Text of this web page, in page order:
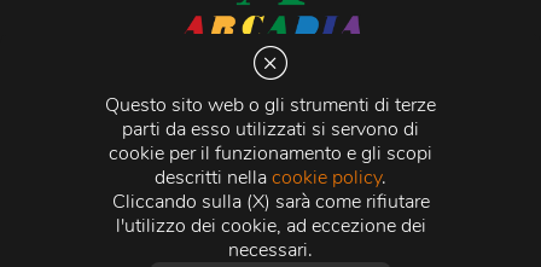
Questo sito web o gli strumenti di terze
parti da esso utilizzati si servono di
cookie per il funzionamento e gli scopi
descritti nellacookie policy.
Cliccando sulla (X) sarà come rifiutare
l'utilizzo dei cookie, ad eccezione dei
necessari.
Via Martiri della Libertà 20066 Melzo (MI)
C.C.I.A.A. - R.E.A di Milano n. 1427910
Registro delle Imprese di Milano n. 338392 -
Fiscale e Partita Iva11015840157 | Capitale Sociale
500.000,00 i.v.
Credits:Crea Informatica S.r.l. 2026 © Tutti i diritti
riservati.